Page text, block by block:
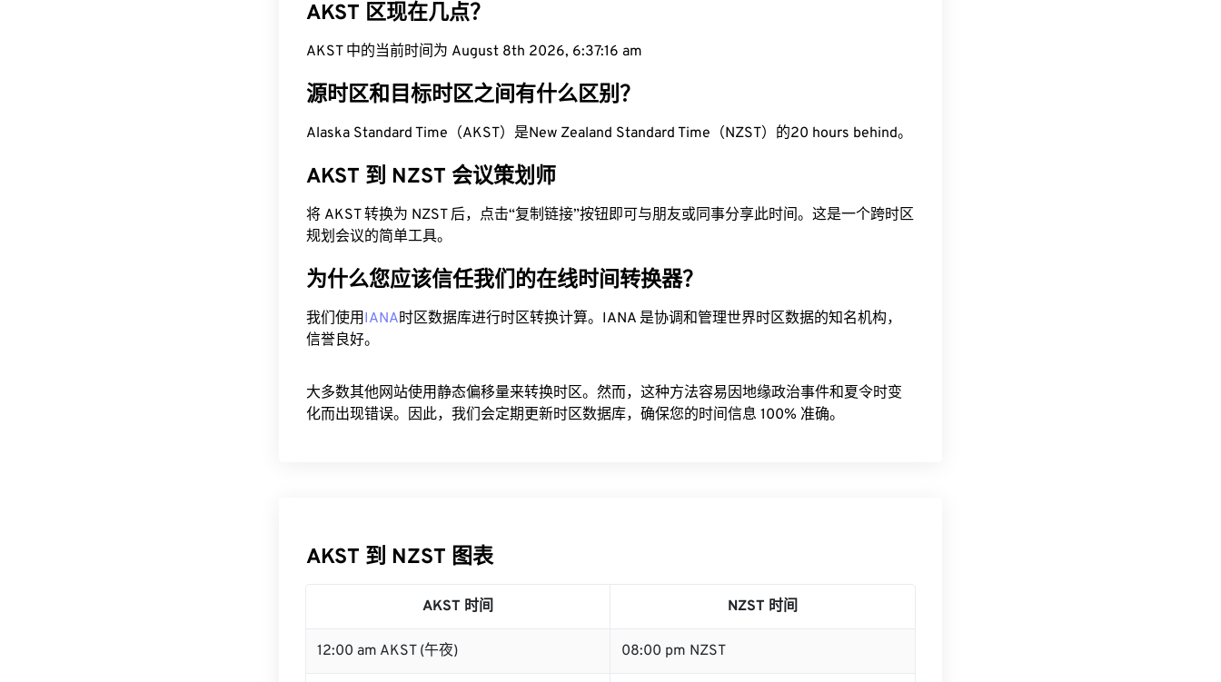
AKST 区现在几点？
AKST 中的当前时间为 August 8th 2026, 6:37:17 am
源时区和目标时区之间有什么区别？
Alaska Standard Time（AKST）是New Zealand Standard Time（NZST）的20 hours behind。
AKST 到 NZST 会议策划师
将 AKST 转换为 NZST 后，点击“复制链接”按钮即可与朋友或同事分享此时间。这是一个跨时区
规划会议的简单工具。
为什么您应该信任我们的在线时间转换器？
我们使用IANA时区数据库进行时区转换计算。IANA 是协调和管理世界时区数据的知名机构，
信誉良好。
大多数其他网站使用静态偏移量来转换时区。然而，这种方法容易因地缘政治事件和夏令时变
化而出现错误。因此，我们会定期更新时区数据库，确保您的时间信息 100% 准确。
AKST 到 NZST 图表
AKST 时间 NZST 时间
12:00 am AKST (午夜) 08:00 pm NZST